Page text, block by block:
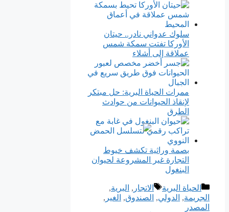
سلوك عدواني نادر.. حيتان
الأوركا تفتت سمكة شمس
عملاقة إلى أشلاء
ممرات الحياة البرية: حل مبتكر
لإنقاذ الحيوانات من حوادث
الطرق
بصمة وراثية تكشف خيوط
التجارة غير المشروعة لحيوان
البنغول
التصنيفات
الحياة البرية الوسوم
الاتجار , ﺍﻟﺒﺮﻳﺔ,
الجريمة, ﺍﻟﺪﻭﻟﻲ, الصندوق, الغير ,
المصدر